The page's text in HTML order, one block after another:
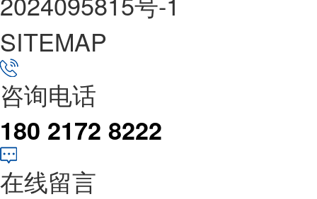
SITEMAP
咨询电话
180 2172 8222
在线留言